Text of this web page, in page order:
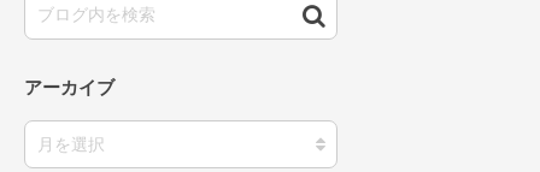
アーカイブ